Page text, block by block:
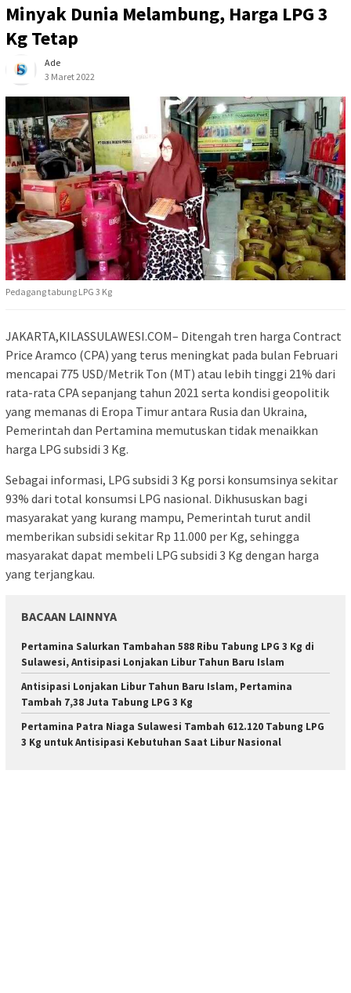
Minyak Dunia Melambung, Harga LPG 3
Kg Tetap
Ade
3 Maret 2022
Pedagang tabung LPG 3 Kg
JAKARTA,KILASSULAWESI.COM– Ditengah tren harga Contract
Price Aramco (CPA) yang terus meningkat pada bulan Februari
mencapai 775 USD/Metrik Ton (MT) atau lebih tinggi 21% dari
rata-rata CPA sepanjang tahun 2021 serta kondisi geopolitik
yang memanas di Eropa Timur antara Rusia dan Ukraina,
Pemerintah dan Pertamina memutuskan tidak menaikkan
harga LPG subsidi 3 Kg.
Sebagai informasi, LPG subsidi 3 Kg porsi konsumsinya sekitar
93% dari total konsumsi LPG nasional. Dikhususkan bagi
masyarakat yang kurang mampu, Pemerintah turut andil
memberikan subsidi sekitar Rp 11.000 per Kg, sehingga
masyarakat dapat membeli LPG subsidi 3 Kg dengan harga
yang terjangkau.
BACAAN LAINNYA
Pertamina Salurkan Tambahan 588 Ribu Tabung LPG 3 Kg di
Sulawesi, Antisipasi Lonjakan Libur Tahun Baru Islam
Antisipasi Lonjakan Libur Tahun Baru Islam, Pertamina
Tambah 7,38 Juta Tabung LPG 3 Kg
Pertamina Patra Niaga Sulawesi Tambah 612.120 Tabung LPG
3 Kg untuk Antisipasi Kebutuhan Saat Libur Nasional